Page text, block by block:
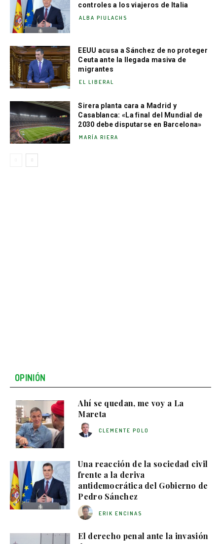
controles a los viajeros de Italia
ALBA PIULACHS
EEUU acusa a Sánchez de no proteger
Ceuta ante la llegada masiva de
migrantes
EL LIBERAL
Sirera planta cara a Madrid y
Casablanca: «La final del Mundial de
2030 debe disputarse en Barcelona»
MARÍA RIERA
OPINIÓN
Ahí se quedan, me voy a La
Mareta
CLEMENTE POLO
Una reacción de la sociedad civil
frente a la deriva
antidemocrática del Gobierno de
Pedro Sánchez
ERIK ENCINAS
El derecho penal ante la invasión